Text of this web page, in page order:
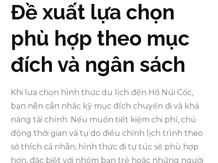
Đề xuất lựa chọn
phù hợp theo mục
đích và ngân sách
Khi lựa chọn hình thức du lịch đến Hồ Núi Cốc,
bạn nên cân nhắc kỹ mục đích chuyến đi và khả
năng tài chính. Nếu muốn tiết kiệm chi phí, chủ
động thời gian và tự do điều chỉnh lịch trình theo
sở thích cá nhân, hình thức đi tự túc sẽ phù hợp
hơn, đặc biệt với nhóm bạn trẻ hoặc những người